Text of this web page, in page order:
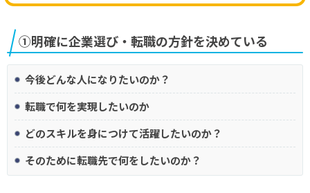
①明確に企業選び・転職の方針を決めている
今後どんな人になりたいのか？
転職で何を実現したいのか
どのスキルを身につけて活躍したいのか？
そのために転職先で何をしたいのか？